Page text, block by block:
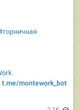
t.me/montework_bot